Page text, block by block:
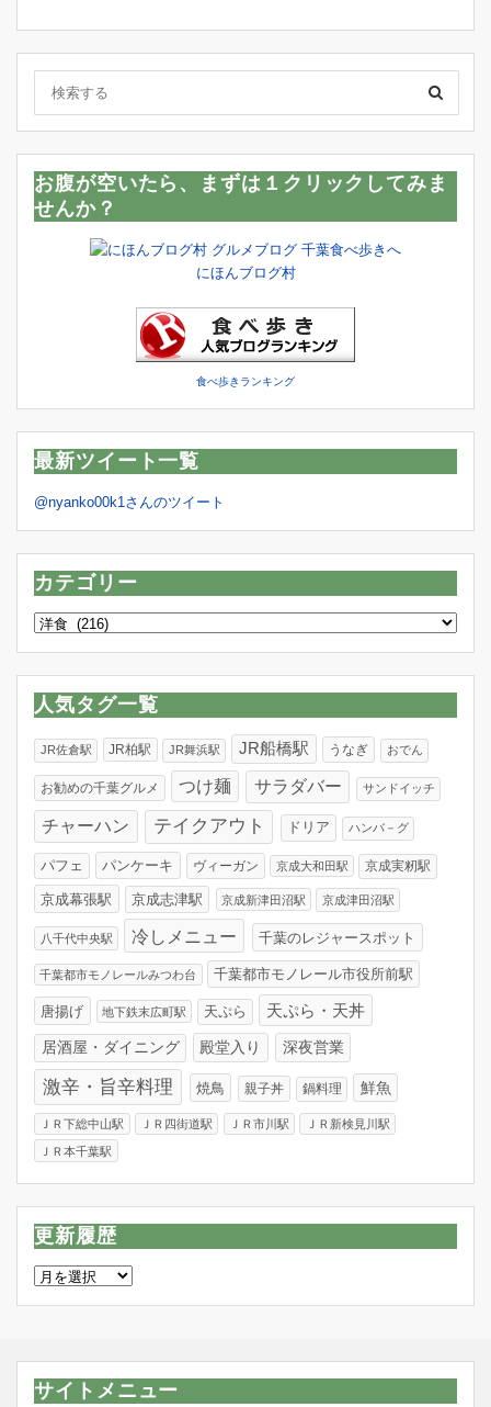
お腹が空いたら、まずは１クリックしてみま
せんか？
にほんブログ村
食べ歩きランキング
最新ツイート一覧
@nyanko00k1さんのツイート
カテゴリー
カ
リ
ー
人気タグ一覧
JR佐倉駅 JR柏駅 JR舞浜駅 JR船橋駅 うなぎ おでん
お勧めの千葉グルメ つけ麺 サラダバー サンドイッチ
チャーハン テイクアウト ドリア ハンバ－グ
パフェ パンケーキ ヴィーガン 京成大和田駅 京成実籾駅
京成幕張駅 京成志津駅 京成新津田沼駅 京成津田沼駅
八千代中央駅 冷しメニュー 千葉のレジャースポット
千葉都市モノレールみつわ台 千葉都市モノレール市役所前駅
唐揚げ 地下鉄末広町駅 天ぷら 天ぷら・天丼
居酒屋・ダイニング 殿堂入り 深夜営業
激辛・旨辛料理 焼鳥 親子丼 鍋料理 鮮魚
ＪＲ下総中山駅 ＪＲ四街道駅 ＪＲ市川駅 ＪＲ新検見川駅
ＪＲ本千葉駅
更新履歴
更
サイトメニュー